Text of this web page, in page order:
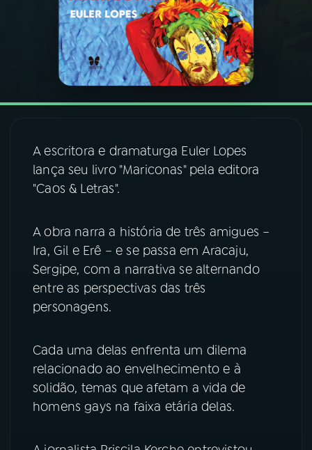
PROGRAMAS
PODCASTS
07ÚLTIMAS
FESTIVAL DE MÚSICA
ACOMPANHE A RÁDIO NACIONAL
TikTok
A escritora e dramaturga Euler Lopes
lança seu livro "Mariconas" pela editora
"Caos & Letras".
A obra narra a história de três amigues –
Ira, Gil e Erê – e se passa em Aracaju,
Sergipe, com a narrativa se alternando
entre as perspectivas das três
personagens.
Cada uma delas enfrenta um dilema
relacionado ao envelhecimento e à
solidão, temas que afetam a vida de
homens gays na faixa etária delas.